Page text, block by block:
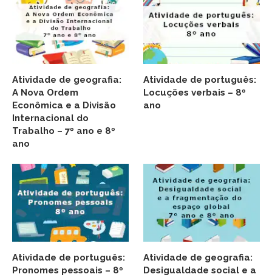
Atividade de geografia:
A Nova Ordem
Econômica e a Divisão
Internacional do
Trabalho – 7º ano e 8º
ano
Atividade de português:
Locuções verbais – 8º
ano
Atividade de português:
Pronomes pessoais – 8º
Atividade de geografia:
Desigualdade social e a